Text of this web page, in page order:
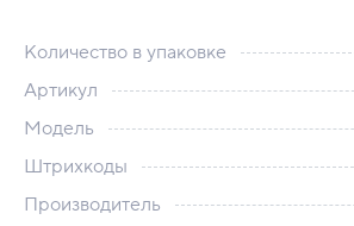
Количество в упаковке
Артикул
Модель
Штрихкоды
Производитель